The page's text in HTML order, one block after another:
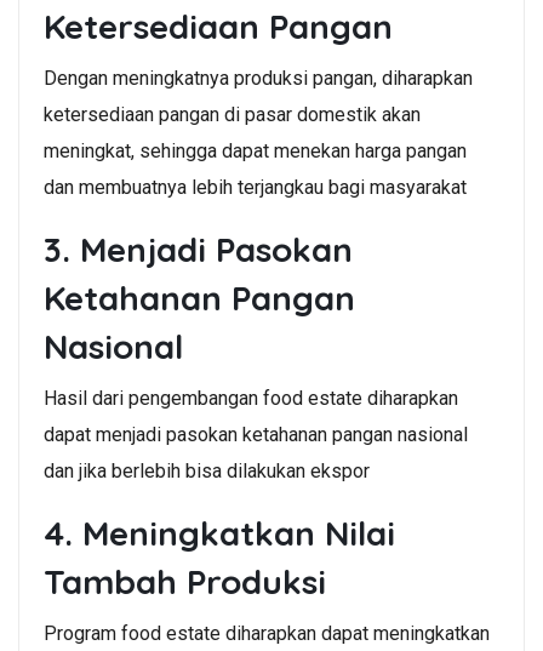
Ketersediaan Pangan
Dengan meningkatnya produksi pangan, diharapkan
ketersediaan pangan di pasar domestik akan
meningkat, sehingga dapat menekan harga pangan
dan membuatnya lebih terjangkau bagi masyarakat
3. Menjadi Pasokan
Ketahanan Pangan
Nasional
Hasil dari pengembangan food estate diharapkan
dapat menjadi pasokan ketahanan pangan nasional
dan jika berlebih bisa dilakukan ekspor
4. Meningkatkan Nilai
Tambah Produksi
Program food estate diharapkan dapat meningkatkan